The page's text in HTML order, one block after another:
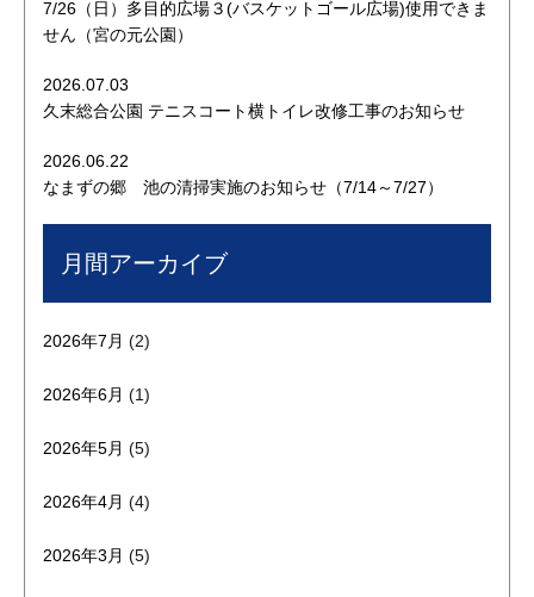
7/26（日）多目的広場３(バスケットゴール広場)使用できま
せん（宮の元公園）
2026.07.03
久末総合公園 テニスコート横トイレ改修工事のお知らせ
2026.06.22
なまずの郷 池の清掃実施のお知らせ（7/14～7/27）
月間アーカイブ
2026年7月 (2)
2026年6月 (1)
2026年5月 (5)
2026年4月 (4)
2026年3月 (5)